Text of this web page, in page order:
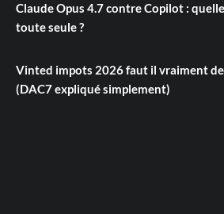
Claude Opus 4.7 contre Copilot :
toute seule ?
Vinted impots 2026 faut il vraiment
(DAC7 expliqué simplement)